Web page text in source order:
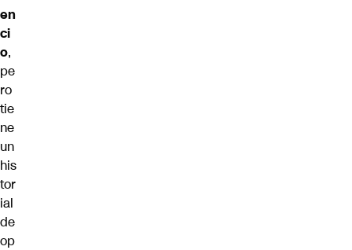
en
ci
o,
pe
ro
tie
ne
un
his
tor
ial
de
op